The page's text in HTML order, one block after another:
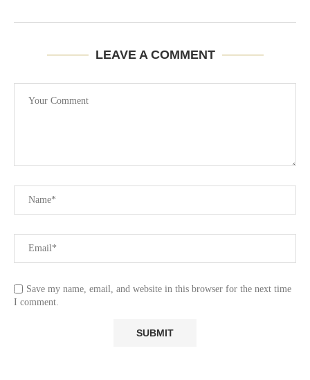
LEAVE A COMMENT
Save my name, email, and website in this browser for the next time
I comment.